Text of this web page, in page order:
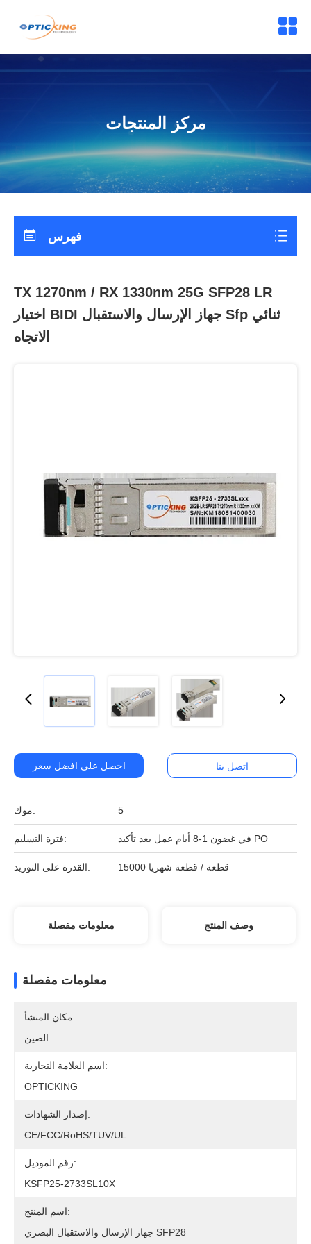
مركز المنتجات
فهرس
TX 1270nm / RX 1330nm 25G SFP28 LR
اختيار BIDI جهاز الإرسال والاستقبال Sfp ثنائي
الاتجاه
موك: 5
فترة التسليم: في غضون 1-8 أيام عمل بعد تأكيد PO
القدرة على التوريد: 15000 قطعة / قطعة شهريا
احصل على افضل سعر اتصل بنا
معلومات مفصلة وصف المنتج
معلومات مفصلة
مكان المنشأ:
الصين
اسم العلامة التجارية:
OPTICKING
إصدار الشهادات:
CE/FCC/RoHS/TUV/UL
رقم الموديل:
KSFP25-2733SL10X
اسم المنتج:
جهاز الإرسال والاستقبال البصري SFP28